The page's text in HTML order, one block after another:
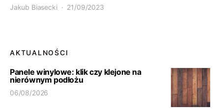
Jakub Biasecki 21/09/2023
AKTUALNOŚCI
Panele winylowe: klik czy klejone na
nierównym podłożu
06/08/2026